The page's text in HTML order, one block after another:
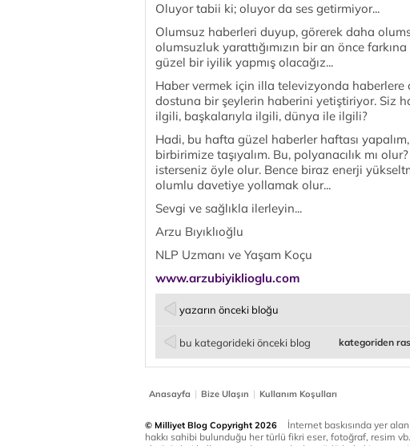
Oluyor tabii ki; oluyor da ses getirmiyor...
Olumsuz haberleri duyup, görerek daha
olumsuzluk yarattığımızın bir an önce
güzel bir iyilik yapmış olacağız...
Haber vermek için illa televizyonda haberlere
dostuna bir şeylerin haberini yetiştiriyor. Siz
ilgili, başkalarıyla ilgili, dünya ile ilgili?
Hadi, bu hafta güzel haberler haftası
birbirimize taşıyalım. Bu, polyanacılık mı
isterseniz öyle olur. Bence biraz enerji
olumlu davetiye yollamak olur...
Sevgi ve sağlıkla ilerleyin...
Arzu Bıyıklıoğlu
NLP Uzmanı ve Yaşam Koçu
www.arzubiyiklioglu.com
yazarın önceki bloğu
bu kategorideki önceki blog kategoriden
Anasayfa | Bize Ulaşın | Kullanım Koşulları
© Milliyet Blog Copyright 2026
İnternet baskısında yer
hakkı sahibi bulunduğu her türlü fikri eser, fotoğraf, resim